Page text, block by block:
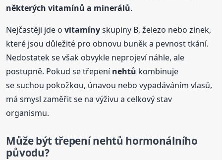
některých vitamínů a minerálů.
Nejčastěji jde ovitamínyskupiny B, železo nebo zinek,
které jsou důležité pro obnovu buněk a pevnost tkání.
Nedostatek se však obvykle neprojeví náhle, ale
postupně. Pokud se třepenínehtů kombinuje
se suchou pokožkou, únavou nebo vypadáváním vlasů,
má smysl zaměřit se na výživu a celkový stav
organismu.
Může být třepenínehtů hormonálního
původu?